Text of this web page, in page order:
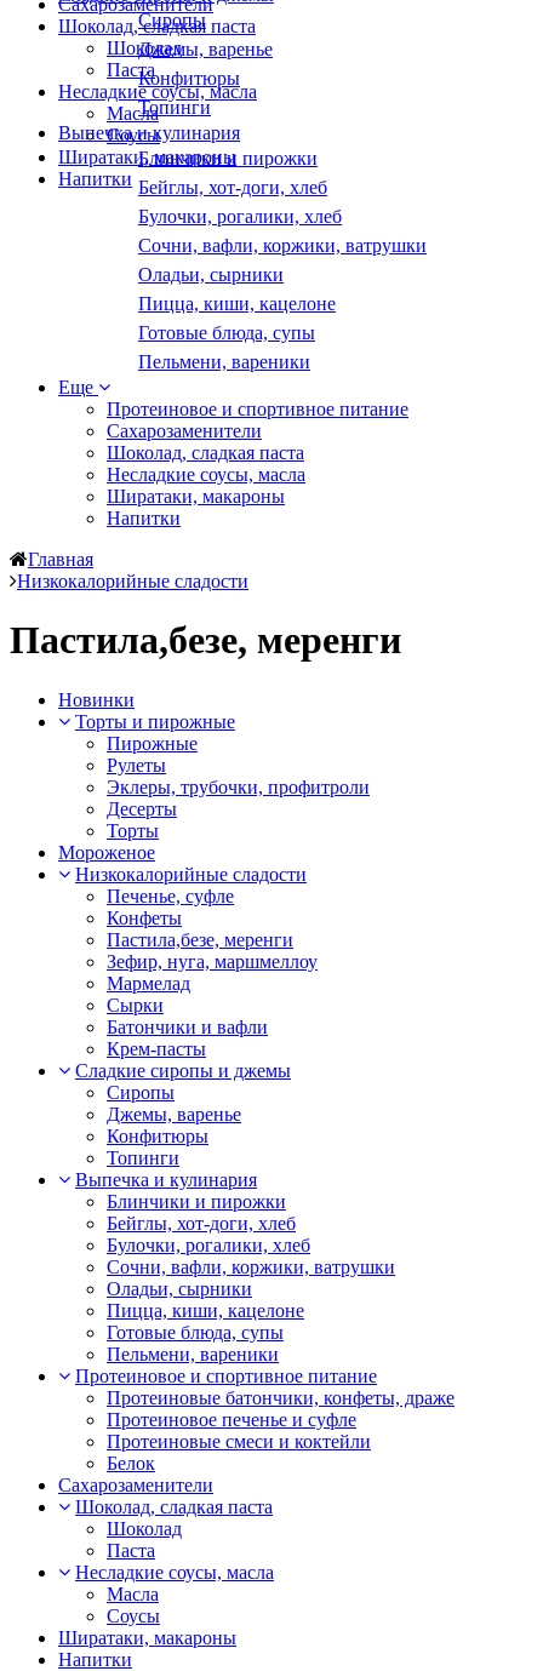
Сахарозаменители
Шоколад, сладкая паста
Шоколад
Паста
Несладкие соусы, масла
Масла
Соусы
Ширатаки, макароны
Напитки
Сиропы
Джемы, варенье
Конфитюры
Топинги
Выпечка и кулинария
Блинчики и пирожки
Бейглы, хот-доги, хлеб
Булочки, рогалики, хлеб
Сочни, вафли, коржики, ватрушки
Оладьи, сырники
Пицца, киши, кацелоне
Готовые блюда, супы
Пельмени, вареники
Еще
Протеиновое и спортивное питание
Сахарозаменители
Шоколад, сладкая паста
Несладкие соусы, масла
Ширатаки, макароны
Напитки
Главная
Низкокалорийные сладости
Пастила,безе, меренги
Новинки
Торты и пирожные
Пирожные
Рулеты
Эклеры, трубочки, профитроли
Десерты
Торты
Мороженое
Низкокалорийные сладости
Печенье, суфле
Конфеты
Пастила,безе, меренги
Зефир, нуга, маршмеллоу
Мармелад
Сырки
Батончики и вафли
Крем-пасты
Сладкие сиропы и джемы
Сиропы
Джемы, варенье
Конфитюры
Топинги
Выпечка и кулинария
Блинчики и пирожки
Бейглы, хот-доги, хлеб
Булочки, рогалики, хлеб
Сочни, вафли, коржики, ватрушки
Оладьи, сырники
Пицца, киши, кацелоне
Готовые блюда, супы
Пельмени, вареники
Протеиновое и спортивное питание
Протеиновые батончики, конфеты, драже
Протеиновое печенье и суфле
Протеиновые смеси и коктейли
Белок
Сахарозаменители
Шоколад, сладкая паста
Шоколад
Паста
Несладкие соусы, масла
Масла
Соусы
Ширатаки, макароны
Напитки